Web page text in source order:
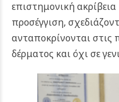
επιστημονική
προσέγγιση,
ανταποκρίνονται στις
δέρματος και όχι σε